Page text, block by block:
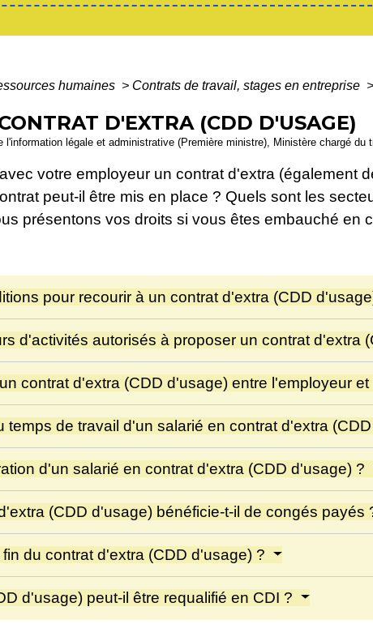
humaines > Contrats de travail, stages en entreprise >
D'EXTRA (CDD D'USAGE)
légale et administrative (Première ministre), Ministère chargé du
votre employeur un contrat d'extra (également
peut-il être mis en place ? Quels sont les
présentons vos droits si vous êtes embauché en
pour recourir à un contrat d'extra (CDD
d'activités autorisés à proposer un contrat d'extra
contrat d'extra (CDD d'usage) entre l'employeur et
temps de travail d'un salarié en contrat d'extra
d'un salarié en contrat d'extra (CDD d'usage) ?
(CDD d'usage) bénéficie-t-il de congés payés
du contrat d'extra (CDD d'usage) ?
d'usage) peut-il être requalifié en CDI ?